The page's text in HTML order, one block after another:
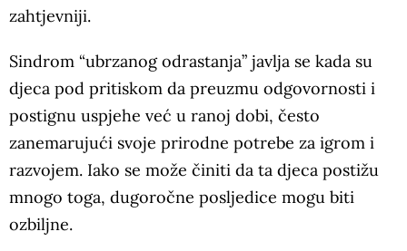
zahtjevniji.
Sindrom “ubrzanog odrastanja” javlja se kada su
djeca pod pritiskom da preuzmu odgovornosti i
postignu uspjehe već u ranoj dobi, često
zanemarujući svoje prirodne potrebe za igrom i
razvojem. Iako se može činiti da ta djeca postižu
mnogo toga, dugoročne posljedice mogu biti
ozbiljne.